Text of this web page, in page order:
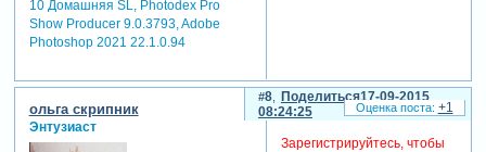
10 Домашняя SL, Photodex Pro
Show Producer 9.0.3793, Adobe
Photoshop 2021 22.1.0.94
Поделиться
8
17-09-2015
08:24:25
ольга скрипник
Энтузиаст
Зарегистрируйтесь, чтобы
+1